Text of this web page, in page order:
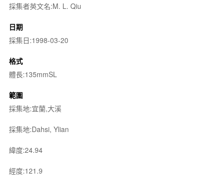
採集者英文名:M. L. Qiu
日期
採集日:1998-03-20
格式
體長:135mmSL
範圍
採集地:宜蘭,大溪
採集地:Dahsi, Ylian
緯度:24.94
經度:121.9